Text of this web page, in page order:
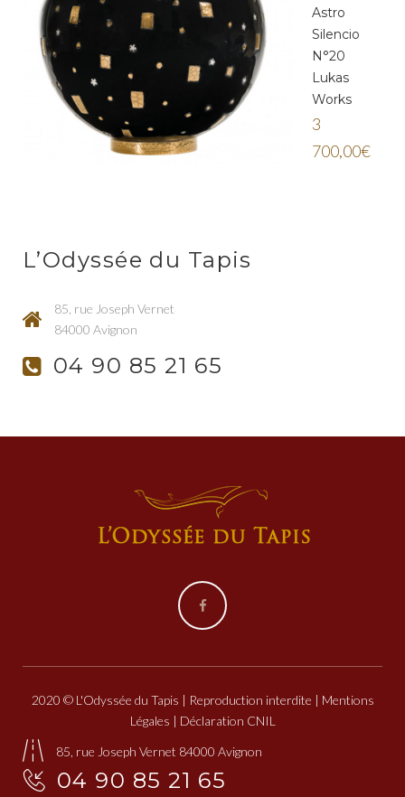
Astro
Silencio
N°20
Lukas
Works
3
700,00€
L’Odyssée du Tapis
85, rue Joseph Vernet
84000 Avignon
04 90 85 21 65
2020 © L'Odyssée du Tapis | Reproduction interdite | Mentions
Légales | Déclaration CNIL
85, rue Joseph Vernet 84000 Avignon
04 90 85 21 65